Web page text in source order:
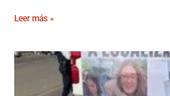
Leer más »